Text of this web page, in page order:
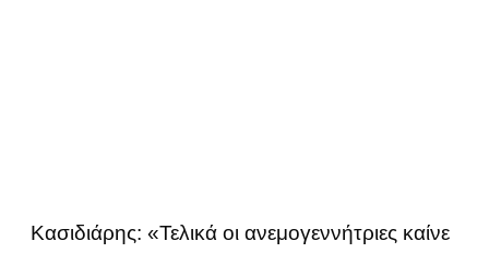
Κασιδιάρης: «Τελικά οι ανεμογεννήτριες καίνε